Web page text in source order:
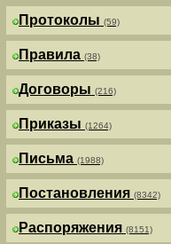
Протоколы (59)
Правила (38)
Договоры (216)
Приказы (1264)
Письма (1988)
Постановления (8342)
Распоряжения (8151)